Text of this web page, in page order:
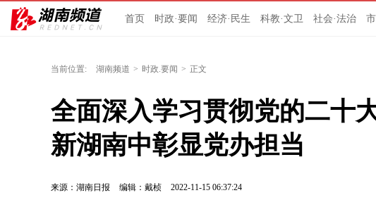
首页 时政·要闻 经济·民生 科教·文卫 社会·法治
当前位置: 湖南频道 > 时政.要闻 > 正文
全面深入学习贯彻党的二十
新湖南中彰显党办担当
来源：湖南日报 编辑：戴桢 2022-11-15 06:37:24